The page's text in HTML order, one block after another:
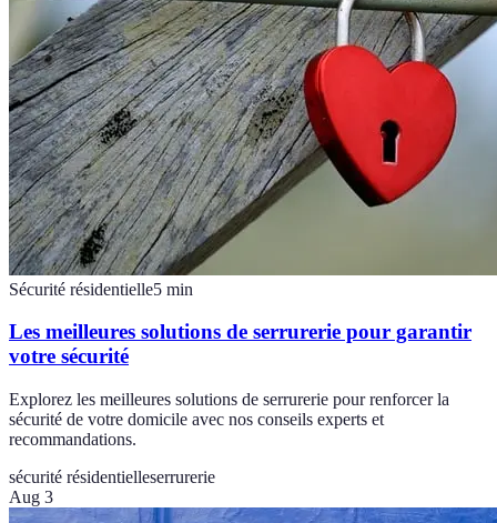
Sécurité résidentielle5 min
Les meilleures solutions de serrurerie pour garantir
votre sécurité
Explorez les meilleures solutions de serrurerie pour renforcer la
sécurité de votre domicile avec nos conseils experts et
recommandations.
sécurité résidentielleserrurerie
Aug 3